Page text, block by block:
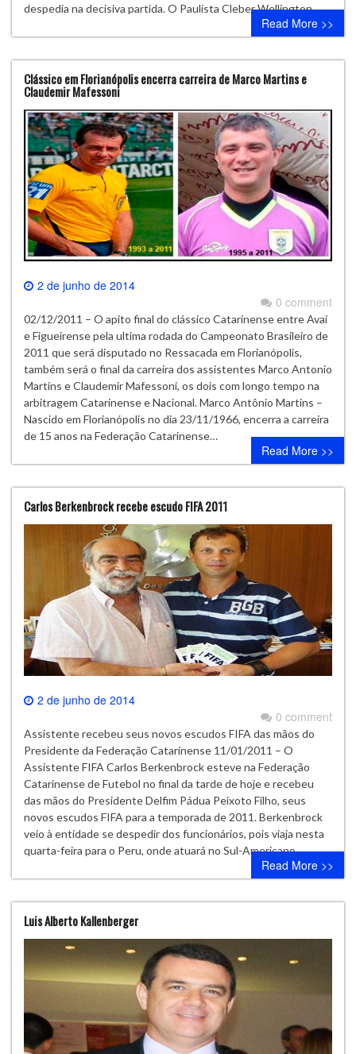
despedia na decisiva partida. O Paulista Cleber Wellington…
Read More >>
Clássico em Florianópolis encerra carreira de Marco Martins e
Claudemir Mafessoni
2 de junho de 2014
0 comment
02/12/2011 – O apito final do clássico Catarinense entre Avaí
e Figueirense pela ultima rodada do Campeonato Brasileiro de
2011 que será disputado no Ressacada em Florianópolis,
também será o final da carreira dos assistentes Marco Antonio
Martins e Claudemir Mafessoni, os dois com longo tempo na
arbitragem Catarinense e Nacional. Marco Antônio Martins –
Nascido em Florianópolis no dia 23/11/1966, encerra a carreira
de 15 anos na Federação Catarinense…
Read More >>
Carlos Berkenbrock recebe escudo FIFA 2011
2 de junho de 2014
0 comment
Assistente recebeu seus novos escudos FIFA das mãos do
Presidente da Federação Catarinense 11/01/2011 – O
Assistente FIFA Carlos Berkenbrock esteve na Federação
Catarinense de Futebol no final da tarde de hoje e recebeu
das mãos do Presidente Delfim Pádua Peixoto Filho, seus
novos escudos FIFA para a temporada de 2011. Berkenbrock
veio à entidade se despedir dos funcionários, pois viaja nesta
quarta-feira para o Peru, onde atuará no Sul-Americano…
Read More >>
Luis Alberto Kallenberger